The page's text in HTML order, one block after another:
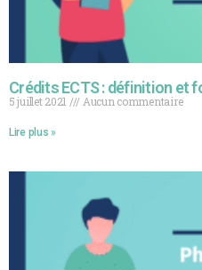
Crédits ECTS : définition et
5 juillet 2021 Aucun commentaire
Lire plus »